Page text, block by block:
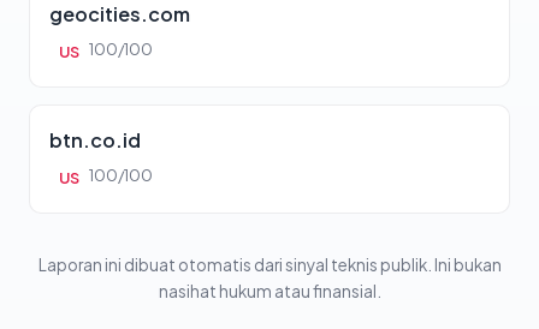
geocities.com
US 100/100
btn.co.id
US 100/100
Laporan ini dibuat otomatis dari sinyal teknis publik. Ini bukan
nasihat hukum atau finansial.